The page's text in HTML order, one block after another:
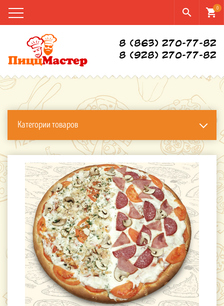
shopping_cart0
search
8 (863) 270-77-82
8 (928) 270-77-82
Категории товаров